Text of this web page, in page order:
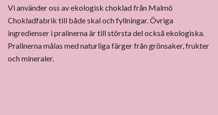
Vi använder oss av ekologisk choklad från Malmö
Chokladfabrik till både skal och fyllningar. Övriga
ingredienser i pralinerna är till största del också ekologiska.
Pralinerna målas med naturliga färger från grönsaker, frukter
och mineraler.